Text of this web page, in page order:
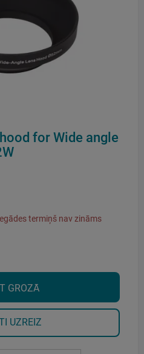
for Wide angle
termiņš nav zināms
GROZĀ
UZREIZ